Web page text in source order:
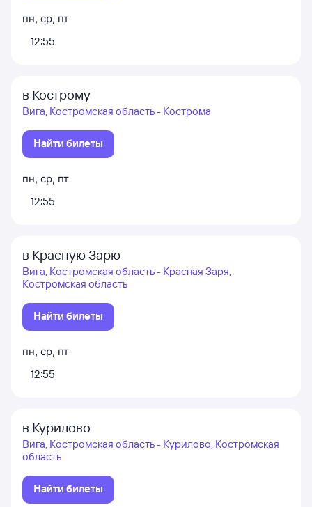
пн, ср, пт
12:55
в Кострому
Вига, Костромская область - Кострома
Найти билеты
пн, ср, пт
12:55
в Красную Зарю
Вига, Костромская область - Красная Заря,
Костромская область
Найти билеты
пн, ср, пт
12:55
в Курилово
Вига, Костромская область - Курилово, Костромская
область
Найти билеты